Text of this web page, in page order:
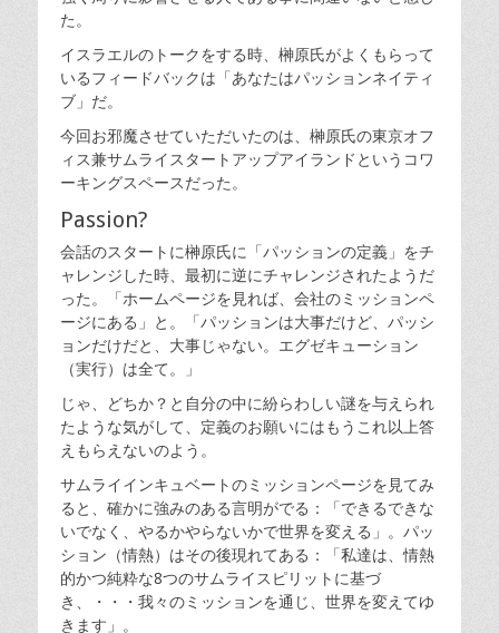
た 。
イスラエルのトークをする時、榊原氏がよくもらって
いるフィードバックは「あなたはパッションネイティ
ブ」だ。
今回お邪魔させていただいたのは、榊原氏の東京オフ
ィス兼サムライスタートアップアイランドというコワ
ーキングスペースだった。
Passion?
会話のスタートに榊原氏に「パッションの定義」をチ
ャレンジした時、最初に逆にチャレンジされたようだ
った。「ホームページを見れば、会社のミッションペ
ージにある」と。「パッションは大事だけど、パッシ
ョンだけだと、大事じゃない。エグゼキューション
（実行）は全て。」
じゃ、どちか？と自分の中に紛らわしい謎を与えられ
たような気がして、定義のお願いにはもうこれ以上答
えもらえないのよう。
サムライインキュベートのミッションページを見てみ
ると、確かに強みのある言明がでる：「できるできな
いでなく、やるかやらないかで世界を変える」。パッ
ション（情熱）はその後現れてある：「私達は、情熱
的かつ純粋な8つのサムライスピリットに基づ
き、・・・我々のミッションを通じ、世界を変えてゆ
きます」。